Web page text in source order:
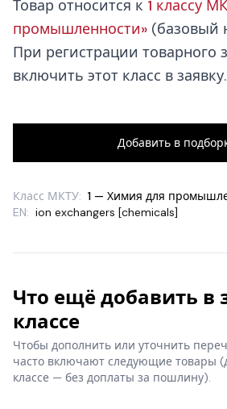
Товар относится к 1 классу
промышленности» (базовый
При регистрации товарного
включить этот класс в заявку.
Добавить в
Класс МКТУ: 1 — Химия для
EN: ion exchangers [chemicals]
Что ещё добавить в
классе
Чтобы дополнить или уточнить
часто включают следующие товары
классе — без доплаты за пошлину).